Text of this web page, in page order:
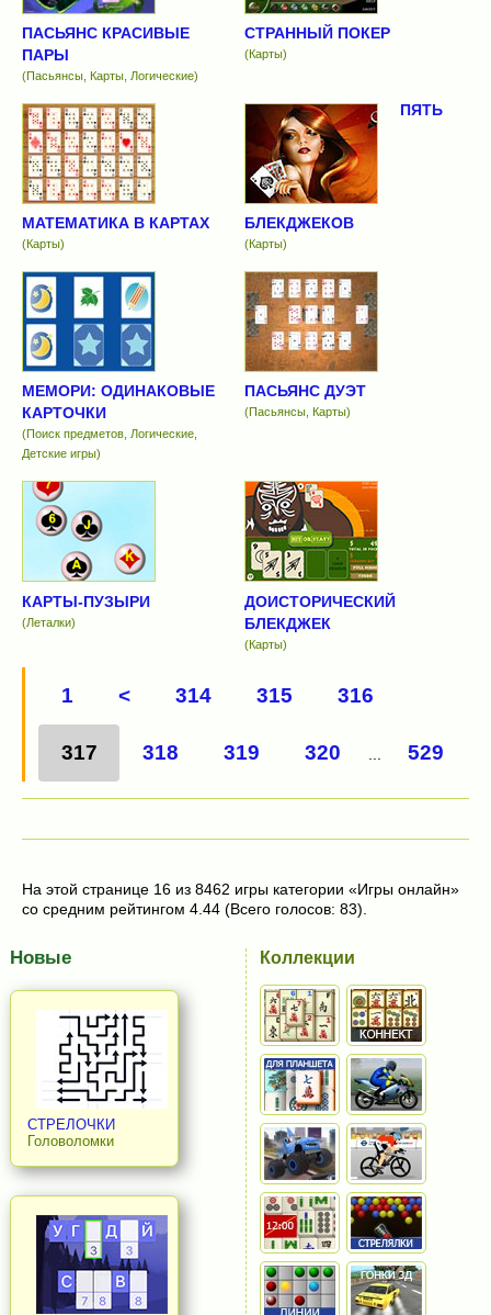
ПАСЬЯНС КРАСИВЫЕ
ПАРЫ
(Пасьянсы, Карты, Логические)
СТРАННЫЙ ПОКЕР
(Карты)
МАТЕМАТИКА В КАРТАХ
(Карты)
ПЯТЬ
БЛЕКДЖЕКОВ
(Карты)
МЕМОРИ: ОДИНАКОВЫЕ
КАРТОЧКИ
(Поиск предметов, Логические,
Детские игры)
ПАСЬЯНС ДУЭТ
(Пасьянсы, Карты)
КАРТЫ-ПУЗЫРИ
(Леталки)
ДОИСТОРИЧЕСКИЙ
БЛЕКДЖЕК
(Карты)
1 < 314 315 316
317 318 319 320 529
На этой странице 16 из 8462 игры категории «Игры онлайн»
со средним рейтингом 4.44 (Всего голосов: 83).
Новые
СТРЕЛОЧКИ
Головоломки
Коллекции